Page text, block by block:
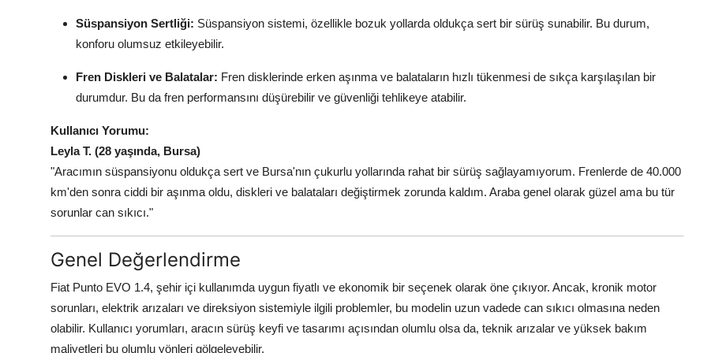
Süspansiyon Sertliği: Süspansiyon sistemi, özellikle bozuk yollarda oldukça sert bir sürüş sunabilir. Bu durum,
konforu olumsuz etkileyebilir.
Fren Diskleri ve Balatalar: Fren disklerinde erken aşınma ve balataların hızlı tükenmesi de sıkça karşılaşılan bir
durumdur. Bu da fren performansını düşürebilir ve güvenliği tehlikeye atabilir.
Kullanıcı Yorumu:
Leyla T. (28 yaşında, Bursa)
"Aracımın süspansiyonu oldukça sert ve Bursa'nın çukurlu yollarında rahat bir sürüş sağlayamıyorum. Frenlerde de 40.000
km'den sonra ciddi bir aşınma oldu, diskleri ve balataları değiştirmek zorunda kaldım. Araba genel olarak güzel ama bu tür
sorunlar can sıkıcı."
Genel Değerlendirme
Fiat Punto EVO 1.4, şehir içi kullanımda uygun fiyatlı ve ekonomik bir seçenek olarak öne çıkıyor. Ancak, kronik motor
sorunları, elektrik arızaları ve direksiyon sistemiyle ilgili problemler, bu modelin uzun vadede can sıkıcı olmasına neden
olabilir. Kullanıcı yorumları, aracın sürüş keyfi ve tasarımı açısından olumlu olsa da, teknik arızalar ve yüksek bakım
maliyetleri bu olumlu yönleri gölgeleyebilir.